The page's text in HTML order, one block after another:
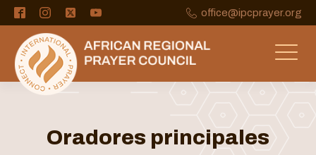
office@ipcprayer.org
Oradores principales